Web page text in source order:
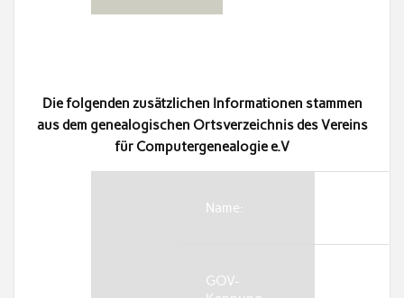
Die folgenden zusätzlichen Informationen stammen
aus dem genealogischen Ortsverzeichnis des Vereins
für Computergenealogie e.V
Name:
GOV-